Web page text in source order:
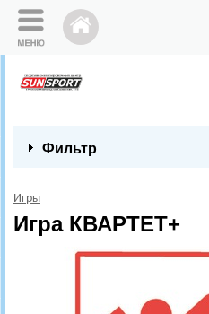
Фильтр
Игры
Игра КВАРТЕТ+